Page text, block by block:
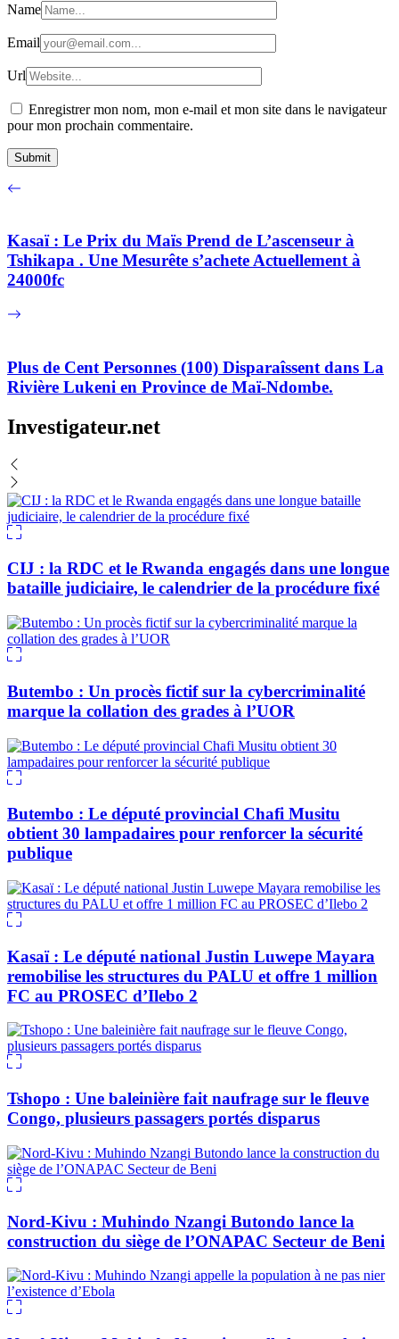
Name
Email
Url
Enregistrer mon nom, mon e-mail et mon site dans le navigateur
pour mon prochain commentaire.
Kasaï : Le Prix du Maïs Prend de L’ascenseur à
Tshikapa . Une Mesurête s’achete Actuellement à
24000fc
Plus de Cent Personnes (100) Disparaîssent dans La
Rivière Lukeni en Province de Maï-Ndombe.
Investigateur.net
CIJ : la RDC et le Rwanda engagés dans une longue
bataille judiciaire, le calendrier de la procédure fixé
Butembo : Un procès fictif sur la cybercriminalité
marque la collation des grades à l’UOR
Butembo : Le député provincial Chafi Musitu
obtient 30 lampadaires pour renforcer la sécurité
publique
Kasaï : Le député national Justin Luwepe Mayara
remobilise les structures du PALU et offre 1 million
FC au PROSEC d’Ilebo 2
Tshopo : Une baleinière fait naufrage sur le fleuve
Congo, plusieurs passagers portés disparus
Nord-Kivu : Muhindo Nzangi Butondo lance la
construction du siège de l’ONAPAC Secteur de Beni